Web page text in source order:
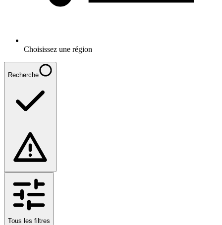
Choisissez une région
Recherche
Tous les filtres